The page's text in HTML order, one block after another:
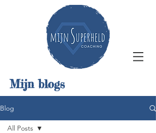
Mijn blogs
Blog
All Posts